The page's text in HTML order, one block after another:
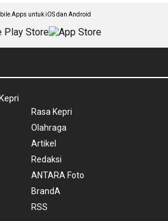
Apps untuk iOS dan Android
Rasa Kepri
Olahraga
Artikel
Redaksi
ANTARA Foto
BrandA
RSS